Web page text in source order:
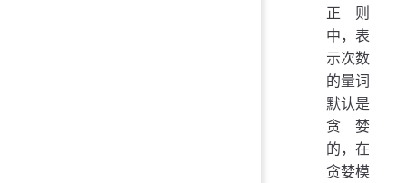
正则
中，表
示次数
的量词
默认是
贪婪
的，在
贪婪模